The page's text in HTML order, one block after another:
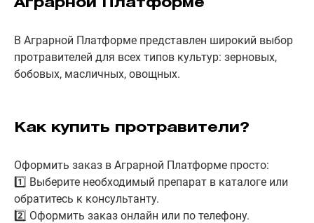
Аграрной Платформе
В Аграрной Платформе представлен широкий выбор
протравителей для всех типов культур: зерновых,
бобовых, масличных, овощных.
Как купить протравители?
Оформить заказ в Аграрной Платформе просто:
1️⃣ Выберите необходимый препарат в каталоге или
обратитесь к консультанту.
2️⃣ Оформить заказ онлайн или по телефону.